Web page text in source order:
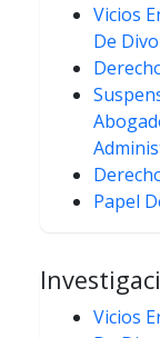
Vicios
De
Papel
Vicios